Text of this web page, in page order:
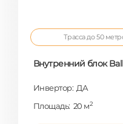
Трасса до 50
Внутренний блок
Инвертор: ДА
Площадь: 20 м2